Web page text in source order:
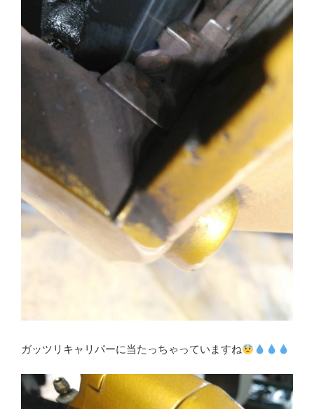
ガッツリキャリパーに当たっちゃっていますね